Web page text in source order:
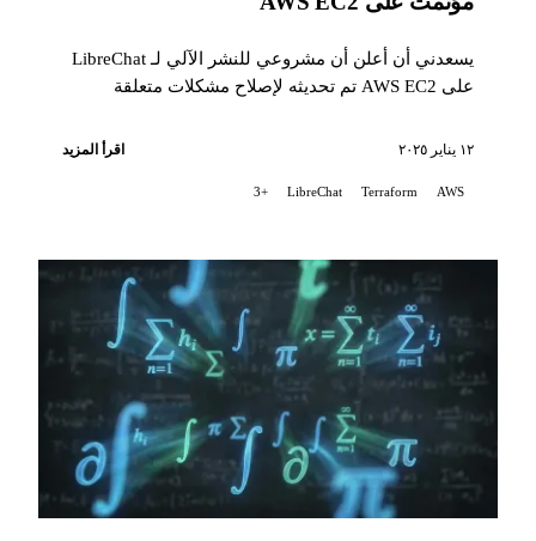
يسعدني أن أعلن أن مشروعي للنشر الآلي لـ LibreChat
على AWS EC2 تم تحديثه لإصلاح مشكلات متعلقة
١٢ يناير ٢٠٢٥ اقرأ المزيد
AWS
Terraform
LibreChat
+3